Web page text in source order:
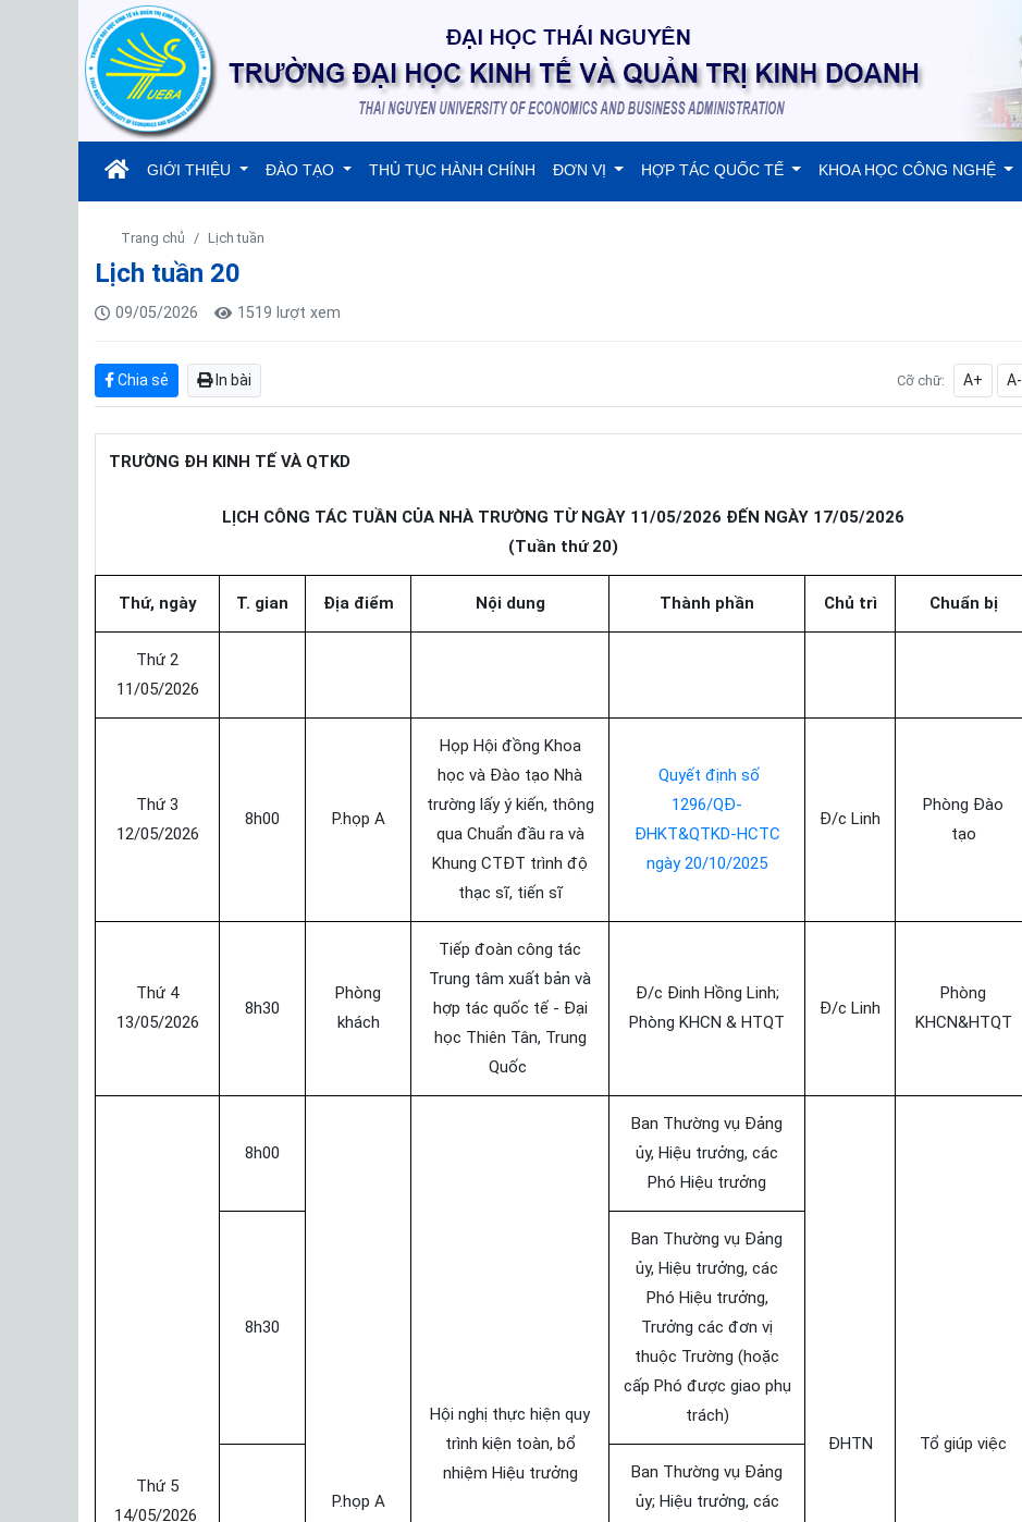
(current)
GIỚI THIỆU ĐÀO TẠO THỦ TỤC HÀNH CHÍNH ĐƠN VỊ HỢP TÁC QUỐC TẾ KHOA HỌC CÔNG NGHỆ
Trang chủ Lịch tuần
Lịch tuần 20
09/05/2026 1519 lượt xem
Chia sẻ In bài Cỡ chữ: A+ A-
TRƯỜNG ĐH KINH TẾ VÀ QTKD
LỊCH CÔNG TÁC TUẦN CỦA NHÀ TRƯỜNG TỪ NGÀY 11/05/2026 ĐẾN NGÀY 17/05/2026
(Tuần thứ 20)
Thứ, ngày T. gian Địa điểm Nội dung Thành phần Chủ trì Chuẩn bị
Thứ 2
11/05/2026
Thứ 3
12/05/2026
8h00 P.họp A
Họp Hội đồng Khoa
học và Đào tạo Nhà
trường lấy ý kiến, thông
qua Chuẩn đầu ra và
Khung CTĐT trình độ
thạc sĩ, tiến sĩ
Quyết định số
1296/QĐ-
ĐHKT&QTKD-HCTC
ngày 20/10/2025
Đ/c Linh
Phòng Đào
tạo
Thứ 4
13/05/2026
8h30
Phòng
khách
Tiếp đoàn công tác
Trung tâm xuất bản và
hợp tác quốc tế - Đại
học Thiên Tân, Trung
Quốc
Đ/c Đinh Hồng Linh;
Phòng KHCN & HTQT
Đ/c Linh
Phòng
KHCN&HTQT
Thứ 5
14/05/2026
8h00
P.họp A
Hội nghị thực hiện quy
trình kiện toàn, bổ
nhiệm Hiệu trưởng
Ban Thường vụ Đảng
ủy, Hiệu trưởng, các
Phó Hiệu trưởng
ĐHTN Tổ giúp việc
8h30
Ban Thường vụ Đảng
ủy, Hiệu trưởng, các
Phó Hiệu trưởng,
Trưởng các đơn vị
thuộc Trường (hoặc
cấp Phó được giao phụ
trách)
Ban Thường vụ Đảng
ủy; Hiệu trưởng, các